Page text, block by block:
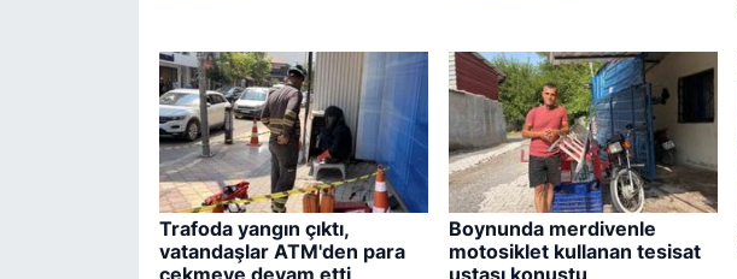
Trafoda yangın çıktı,
vatandaşlar ATM'den para
çekmeye devam etti
Boynunda merdivenle
motosiklet kullanan tesisat
ustası konuştu